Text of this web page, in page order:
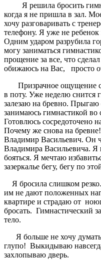
Я решила бросить
когда я не пришла в зал.
хочу разговаривать с
телефону. Я уже не
Одним ударом разрубила
могу заниматься
прощение за все, что
обижаюсь на Вас,
просто
Призрачное ощущение
в поту. Уже неделю снится
залезаю на бревно.
занимаюсь гимнастикой во
Готовлюсь сосредоточено
Почему же снова на
Владимир Васильевич. Он
Владимира Васильевича. Я
бояться. Я мечтаю
зазеркалье бегу, бегу по
Я бросила слишком
им не дают положенных
квартире и страдаю от
бросать. Гимнастический
тело.
Я больше не хочу
глупо! Выкидываю
захлопываю дверь.